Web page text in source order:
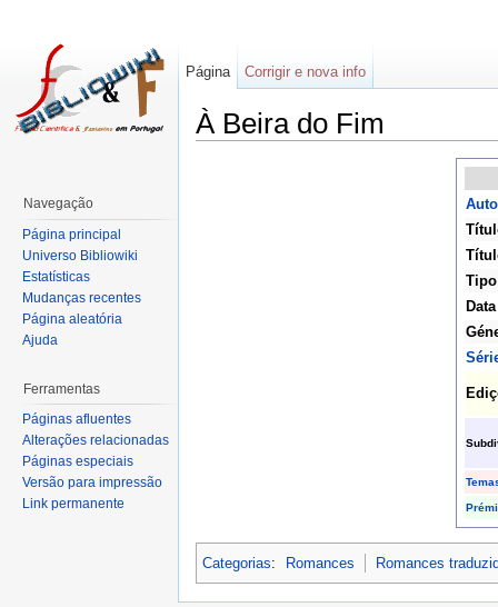
À Beira do Fim
Categorias: Romances Romances
Página Corrigir e nova info
Navegação
Página principal
Universo Bibliowiki
Estatísticas
Mudanças recentes
Página aleatória
Ajuda
Ferramentas
Páginas afluentes
Alterações relacionadas
Páginas especiais
Versão para impressão
Link permanente